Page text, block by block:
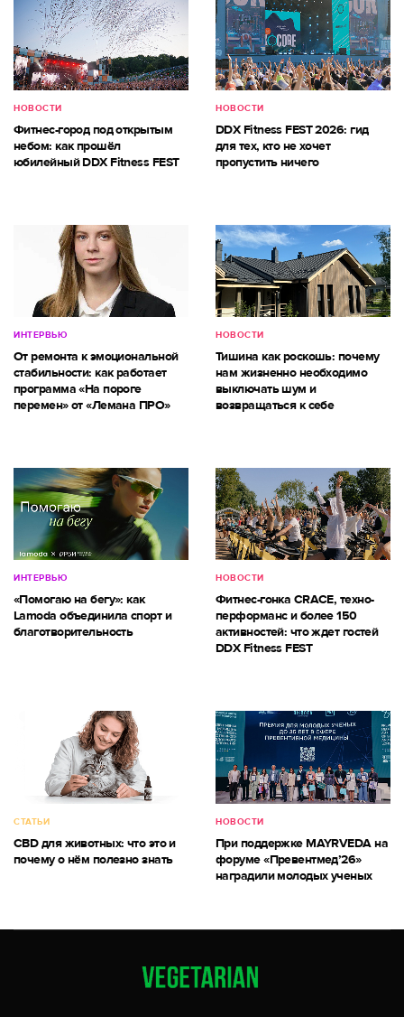
НОВОСТИ
Фитнес-город под открытым
небом: как прошёл
юбилейный DDX Fitness FEST
НОВОСТИ
DDX Fitness FEST 2026: гид
для тех, кто не хочет
пропустить ничего
ИНТЕРВЬЮ
От ремонта к эмоциональной
стабильности: как работает
программа «На пороге
перемен» от «Лемана ПРО»
НОВОСТИ
Тишина как роскошь: почему
нам жизненно необходимо
выключать шум и
возвращаться к себе
ИНТЕРВЬЮ
«Помогаю на бегу»: как
Lamoda объединила спорт и
благотворительность
НОВОСТИ
Фитнес-гонка CRACE, техно-
перформанс и более 150
активностей: что ждет гостей
DDX Fitness FEST
СТАТЬИ
CBD для животных: что это и
почему о нём полезно знать
НОВОСТИ
При поддержке MAYRVEDA на
форуме «Превентмед’26»
наградили молодых ученых